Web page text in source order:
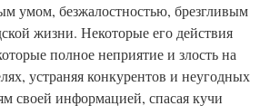
умом, безжалостностью, брезгливым
жизни. Некоторые его действия
полное неприятие и злость на
устраняя конкурентов и неугодных
своей информацией, спасая кучи